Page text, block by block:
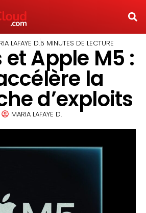
LAFAYE D.5 MINUTES DE LECTURE
Apple M5 :
la
d’exploits
MARIA LAFAYE D.